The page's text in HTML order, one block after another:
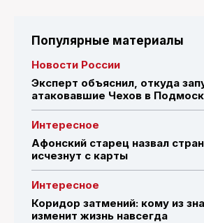
Популярные материалы
Новости России
Эксперт объяснил, откуда
атаковавшие Чехов в
Интересное
Афонский старец назвал
исчезнут с карты
Интересное
Коридор затмений: кому из
изменит жизнь навсегда